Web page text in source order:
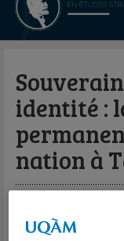
identité :
nation à